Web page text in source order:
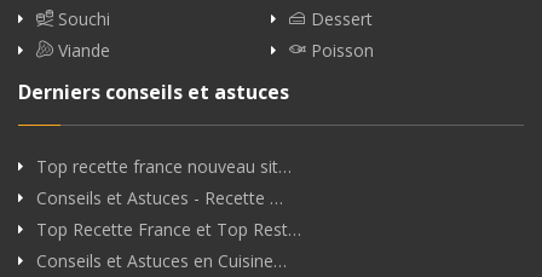
Souchi
Dessert
Viande
Poisson
Derniers conseils et astuces
Top recette france nouveau sit…
Conseils et Astuces - Recette …
Top Recette France et Top Rest…
Conseils et Astuces en Cuisine…